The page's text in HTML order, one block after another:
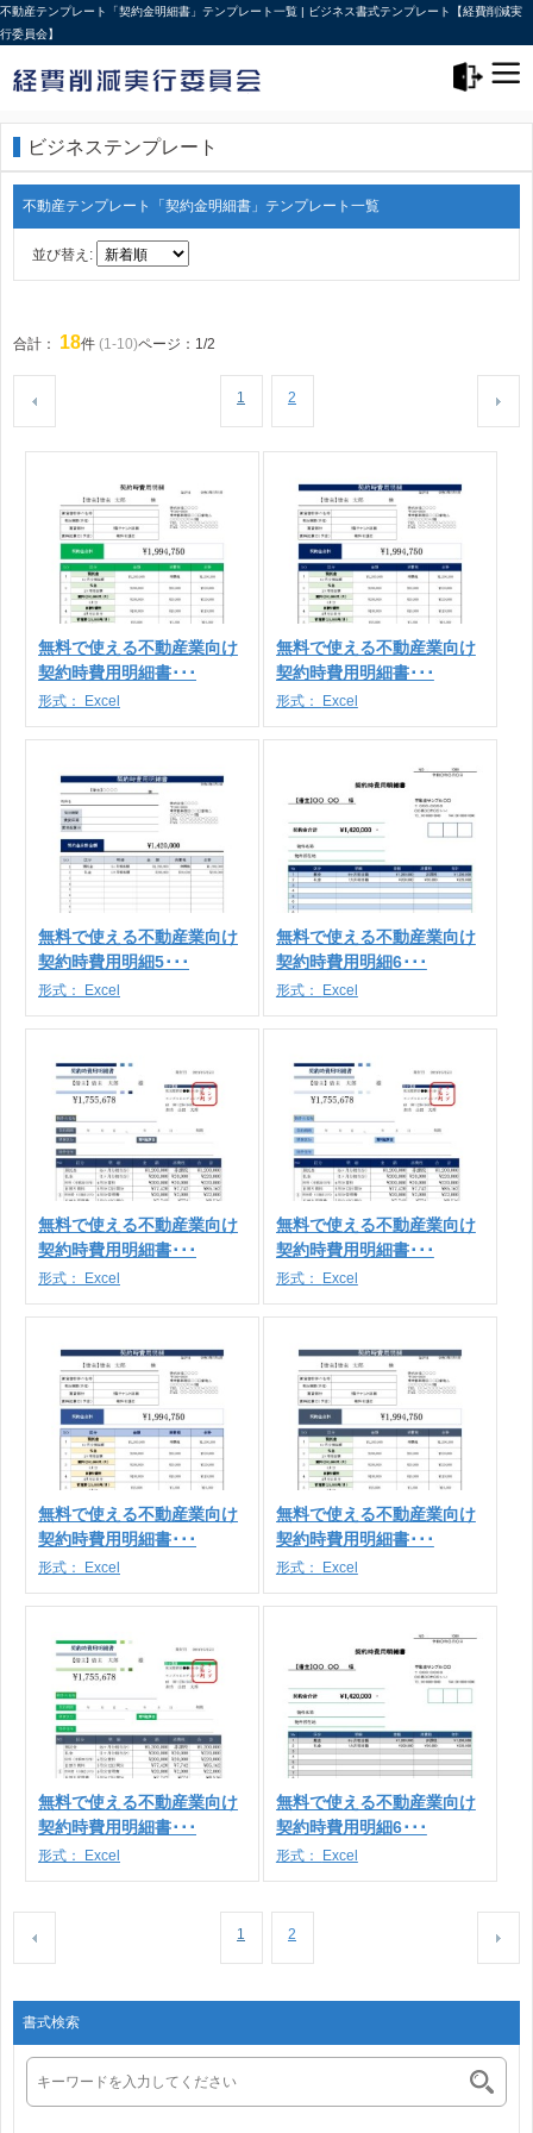
不動産テンプレート「契約金明細書」テンプレート一覧 | ビジネス書式テンプレート【経費削減実
行委員会】
ビジネステンプレート
不動産テンプレート「契約金明細書」テンプレート一覧
並び替え:
合計： 18件 (1-10)ページ：1/2
1 2
無料で使える不動産業向け
契約時費用明細書･･･
形式： Excel
無料で使える不動産業向け
契約時費用明細書･･･
形式： Excel
無料で使える不動産業向け
契約時費用明細5･･･
形式： Excel
無料で使える不動産業向け
契約時費用明細6･･･
形式： Excel
無料で使える不動産業向け
契約時費用明細書･･･
形式： Excel
無料で使える不動産業向け
契約時費用明細書･･･
形式： Excel
無料で使える不動産業向け
契約時費用明細書･･･
形式： Excel
無料で使える不動産業向け
契約時費用明細書･･･
形式： Excel
無料で使える不動産業向け
契約時費用明細書･･･
形式： Excel
無料で使える不動産業向け
契約時費用明細6･･･
形式： Excel
1 2
書式検索